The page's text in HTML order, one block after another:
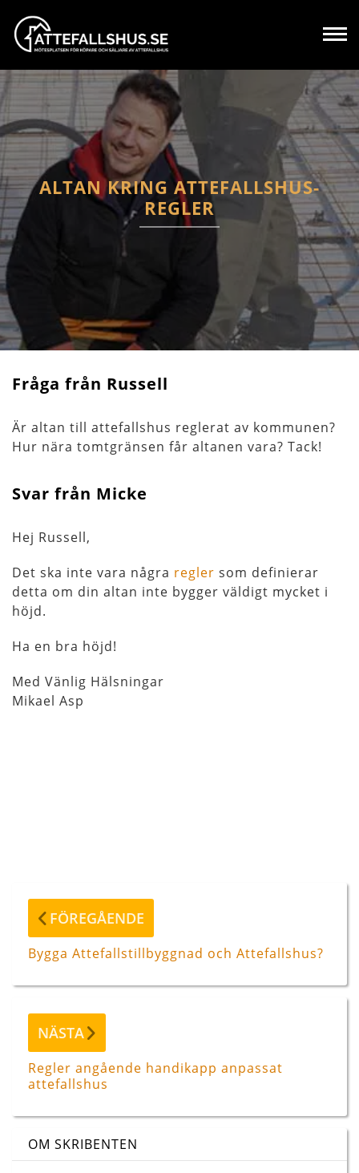
ALTAN KRING ATTEFALLSHUS-
REGLER
Fråga från Russell
Är altan till attefallshus reglerat av kommunen?
Hur nära tomtgränsen får altanen vara? Tack!
Svar från Micke
Hej Russell,
Det ska inte vara några regler som definierar
detta om din altan inte bygger väldigt mycket i
höjd.
Ha en bra höjd!
Med Vänlig Hälsningar
Mikael Asp
Föregående
inlägg
FÖREGÅENDE
Bygga Attefallstillbyggnad och Attefallshus?
Nästa
inlägg
NÄSTA
Regler angående handikapp anpassat
attefallshus
OM SKRIBENTEN